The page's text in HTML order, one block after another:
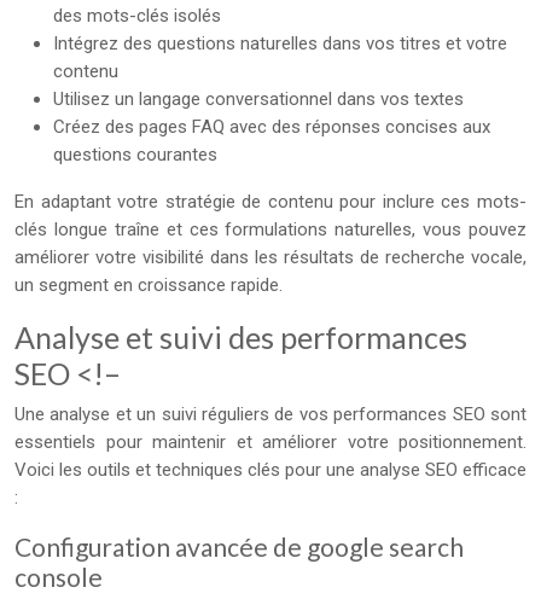
des mots-clés isolés
Intégrez des questions naturelles dans vos titres et votre
contenu
Utilisez un langage conversationnel dans vos textes
Créez des pages FAQ avec des réponses concises aux
questions courantes
En adaptant votre stratégie de contenu pour inclure ces mots-
clés longue traîne et ces formulations naturelles, vous pouvez
améliorer votre visibilité dans les résultats de recherche vocale,
un segment en croissance rapide.
Analyse et suivi des performances
SEO <!–
Une analyse et un suivi réguliers de vos performances SEO sont
essentiels pour maintenir et améliorer votre positionnement.
Voici les outils et techniques clés pour une analyse SEO efficace
:
Configuration avancée de google search
console